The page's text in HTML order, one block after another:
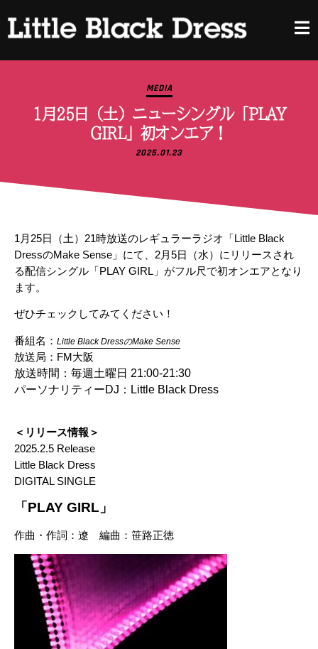
MEDIA
1月25日（土）ニューシングル「PLAY
GIRL」初オンエア！
2025.01.23
1月25日（土）21時放送のレギュラーラジオ「Little Black
DressのMake Sense」にて、2月5日（水）にリリースされ
る配信シングル「PLAY GIRL」がフル尺で初オンエアとなり
ます。
ぜひチェックしてみてください！
番組名： Little Black DressのMake Sense
放送局：FM大阪
放送時間：毎週土曜日 21:00-21:30
パーソナリティーDJ：Little Black Dress
＜リリース情報＞
2025.2.5 Release
Little Black Dress
DIGITAL SINGLE
「PLAY GIRL」
作曲・作詞：遼 編曲：笹路正徳